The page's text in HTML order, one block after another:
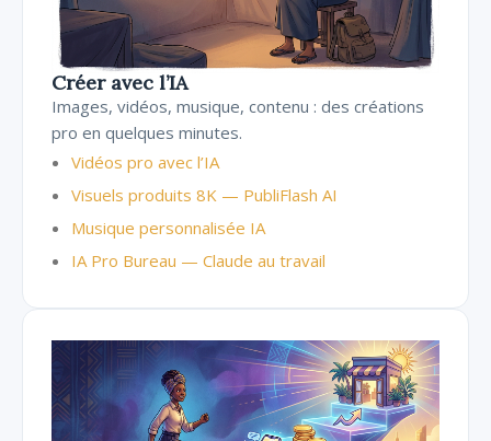
Créer avec l’IA
Images, vidéos, musique, contenu : des créations
pro en quelques minutes.
Vidéos pro avec l’IA
Visuels produits 8K — PubliFlash AI
Musique personnalisée IA
IA Pro Bureau — Claude au travail